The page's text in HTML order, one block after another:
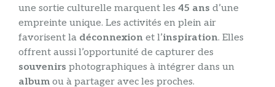
une sortie culturelle marquent les 45 ans d’une
empreinte unique. Les activités en plein air
favorisent la déconnexion et l’inspiration. Elles
offrent aussi l’opportunité de capturer des
souvenirs photographiques à intégrer dans un
albumou à partager avec les proches.